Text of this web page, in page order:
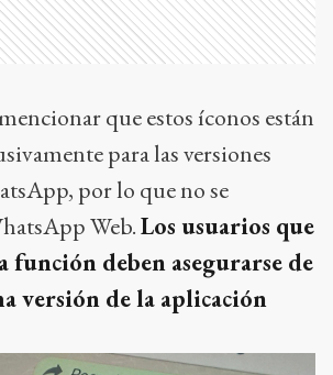
que estos íconos están
para las versiones
por lo que no se
Web.Los usuarios que
función deben asegurarse de
versión de la aplicación